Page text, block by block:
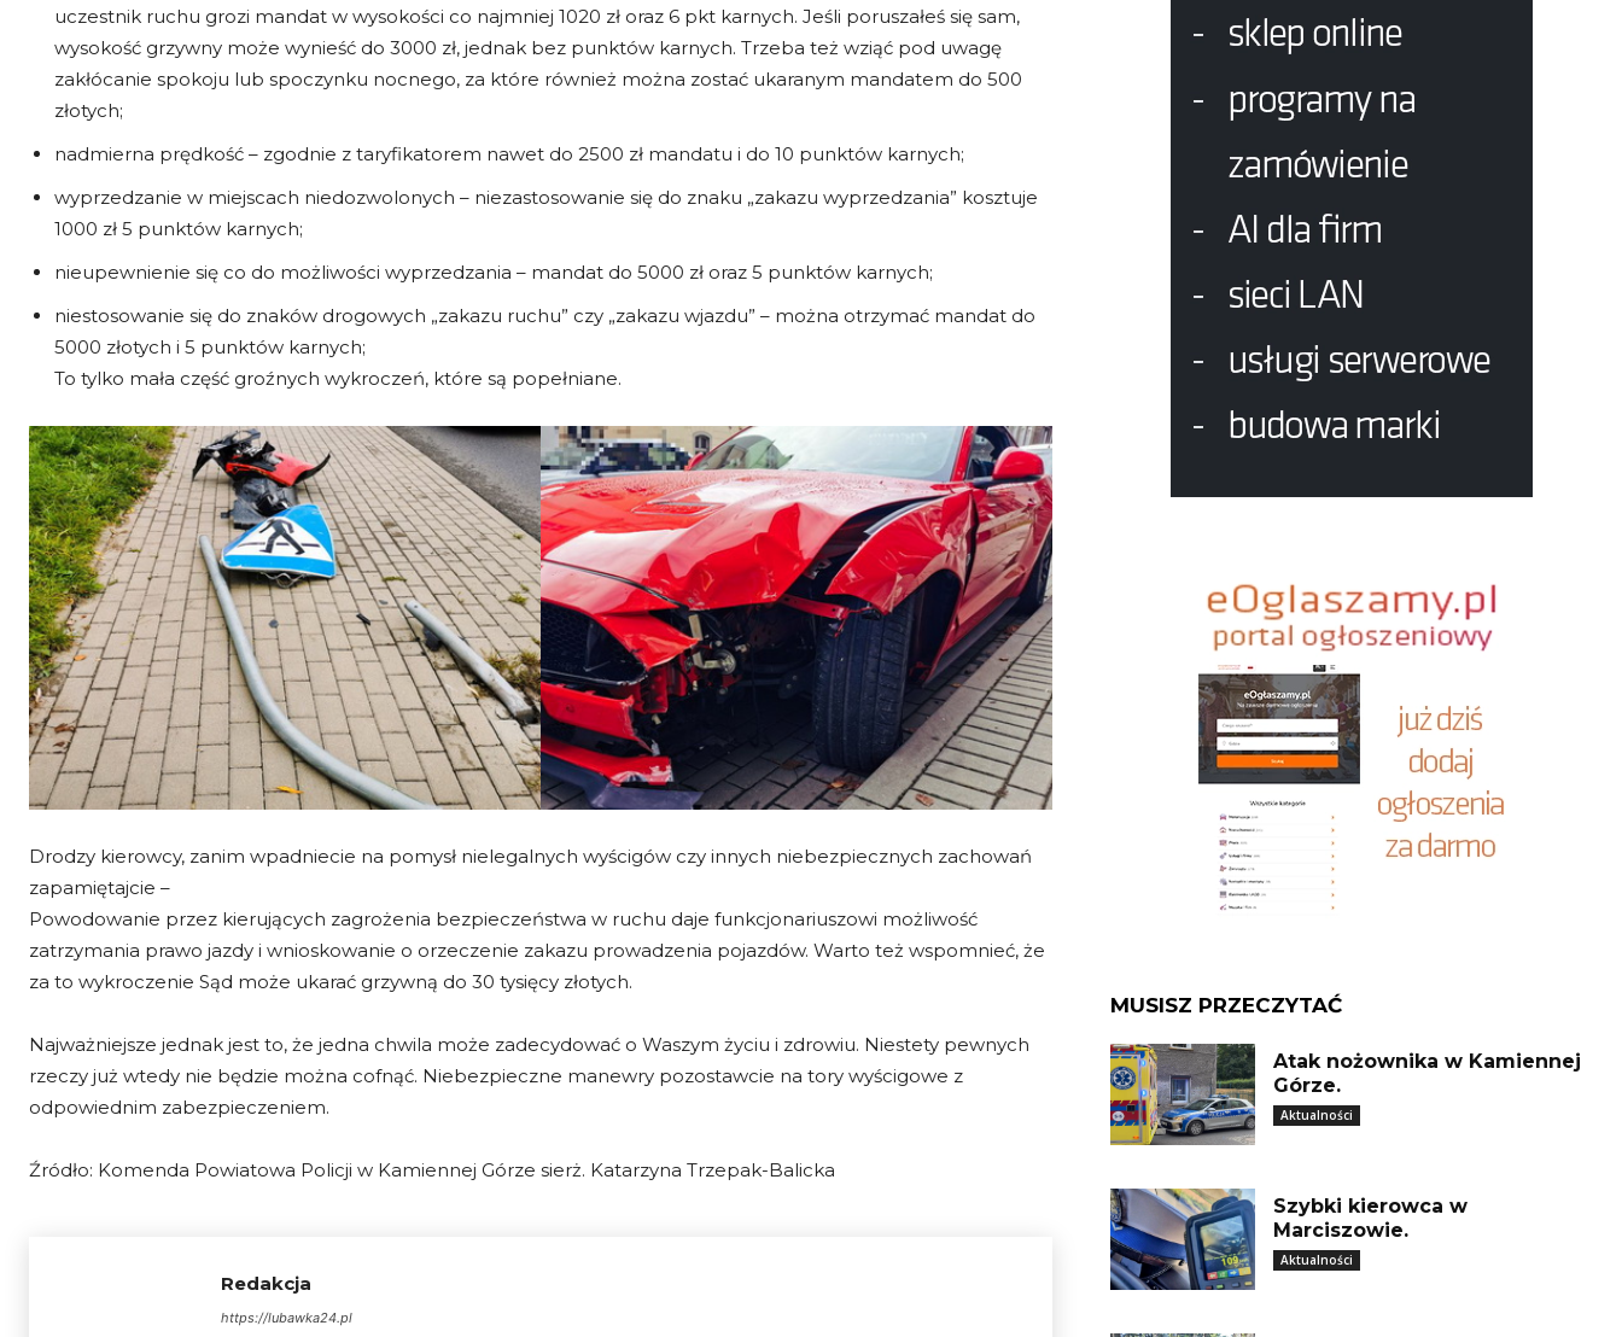
uczestnik ruchu grozi mandat w wysokości co najmniej 1020 zł oraz 6 pkt karnych. Jeśli poruszałeś się sam,
wysokość grzywny może wynieść do 3000 zł, jednak bez punktów karnych. Trzeba też wziąć pod uwagę
zakłócanie spokoju lub spoczynku nocnego, za które również można zostać ukaranym mandatem do 500
złotych;
nadmierna prędkość – zgodnie z taryfikatorem nawet do 2500 zł mandatu i do 10 punktów karnych;
wyprzedzanie w miejscach niedozwolonych – niezastosowanie się do znaku „zakazu wyprzedzania” kosztuje
1000 zł 5 punktów karnych;
nieupewnienie się co do możliwości wyprzedzania – mandat do 5000 zł oraz 5 punktów karnych;
niestosowanie się do znaków drogowych „zakazu ruchu” czy „zakazu wjazdu” – można otrzymać mandat do
5000 złotych i 5 punktów karnych;
To tylko mała część groźnych wykroczeń, które są popełniane.
Drodzy kierowcy, zanim wpadniecie na pomysł nielegalnych wyścigów czy innych niebezpiecznych zachowań
zapamiętajcie –
Powodowanie przez kierujących zagrożenia bezpieczeństwa w ruchu daje funkcjonariuszowi możliwość
zatrzymania prawo jazdy i wnioskowanie o orzeczenie zakazu prowadzenia pojazdów. Warto też wspomnieć, że
za to wykroczenie Sąd może ukarać grzywną do 30 tysięcy złotych.
Najważniejsze jednak jest to, że jedna chwila może zadecydować o Waszym życiu i zdrowiu. Niestety pewnych
rzeczy już wtedy nie będzie można cofnąć. Niebezpieczne manewry pozostawcie na tory wyścigowe z
odpowiednim zabezpieczeniem.
Źródło: Komenda Powiatowa Policji w Kamiennej Górze sierż. Katarzyna Trzepak-Balicka
Redakcja
https://lubawka24.pl
MUSISZ PRZECZYTAĆ
Atak nożownika w Kamiennej
Górze.
Aktualności
Szybki kierowca w
Marciszowie.
Aktualności